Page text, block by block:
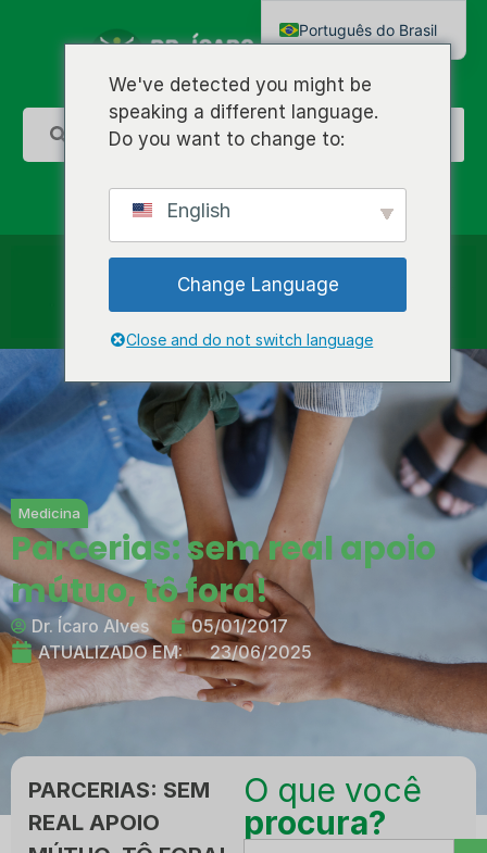
Medicina
Parcerias: sem real apoio
mútuo, tô fora!
Dr. Ícaro Alves
05/01/2017
ATUALIZADO EM:
23/06/2025
PARCERIAS: SEM
REAL APOIO
O que você
procura?
We've detected you might be
speaking a different language.
Do you want to change to:
English
Change Language
Close and do not switch language
Português do Brasil